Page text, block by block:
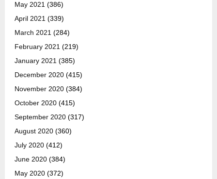
May 2021 (386)
April 2021 (339)
March 2021 (284)
February 2021 (219)
January 2021 (385)
December 2020 (415)
November 2020 (384)
October 2020 (415)
September 2020 (317)
August 2020 (360)
July 2020 (412)
June 2020 (384)
May 2020 (372)